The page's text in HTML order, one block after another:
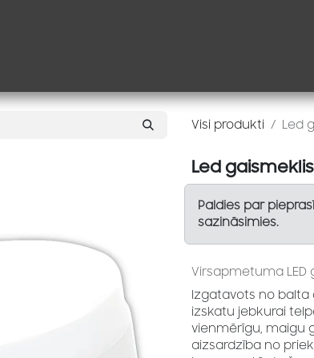
Visi produkti Led
Led gaismeklis
Paldies par
sazināsimies.
Virsapmetuma LED
Izgatavots no balta
izskatu jebkurai
vienmērīgu, maigu
aizsardzība no